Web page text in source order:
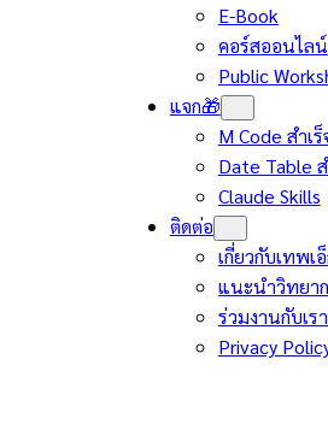
E-Book
คอร์สออนไลน์
Public
แจก🎁
M Code สำเ
Date Table
Claude Skills
ติดต่อ
เกี่ยวกับเทพเ
แนะนำวิทยา
ร่วมงานกับเร
Privacy